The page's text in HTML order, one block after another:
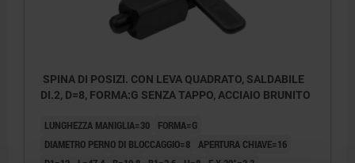
SPINA DI POSIZI. CON LEVA QUADRATO, SALDABILE
DI.2, D=8, FORMA:G SENZA TAPPO, ACCIAIO BRUNITO
LUNGHEZZA MANIGLIA=30
FORMA=G
DIAMETRO PERNO DI BLOCCAGGIO=8 APERTURA CHIAVE=16